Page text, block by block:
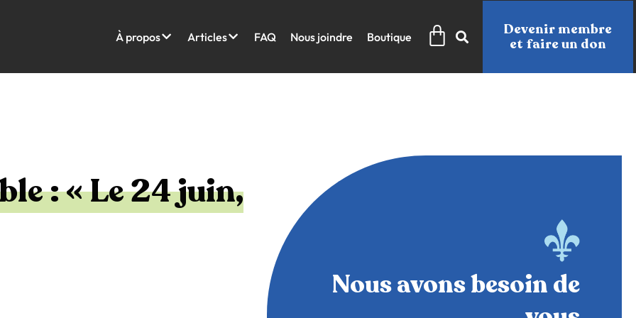
À propos Articles FAQ Nous joindre Boutique Panier
Devenir membre
et faire un don
: « Le 24 juin,
Nous avons besoin de